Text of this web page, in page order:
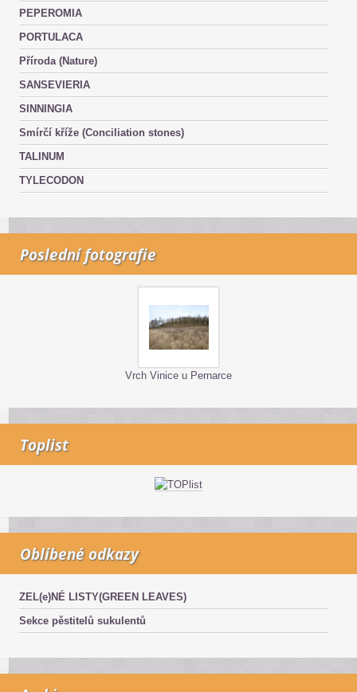
PEPEROMIA
PORTULACA
Příroda (Nature)
SANSEVIERIA
SINNINGIA
Smírčí kříže (Conciliation stones)
TALINUM
TYLECODON
Poslední fotografie
Vrch Vinice u Pernarce
Toplist
Oblíbené odkazy
ZEL(e)NÉ LISTY(GREEN LEAVES)
Sekce pěstitelů sukulentů